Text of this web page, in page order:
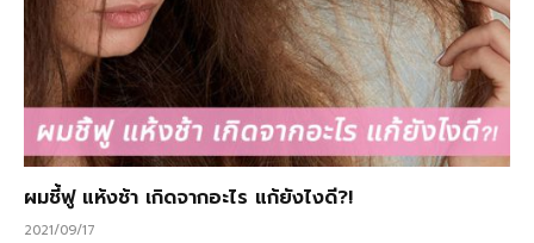
ผมชี้ฟู แห้งช้า เกิดจากอะไร แก้ยังไงดี?!
2021/09/17